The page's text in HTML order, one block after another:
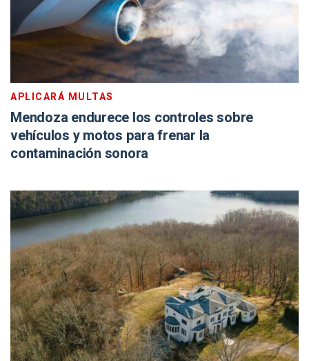
APLICARÁ MULTAS
Mendoza endurece los controles sobre
vehículos y motos para frenar la
contaminación sonora